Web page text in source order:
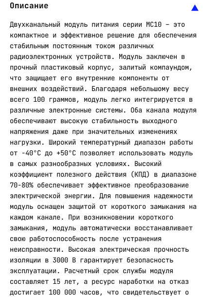
Описание
Двухканальный модуль питания серии МС10 – это
компактное и эффективное решение для обеспечения
стабильным постоянным током различных
радиоэлектронных устройств. Модуль заключен в
прочный пластиковый корпус, залитый компаундом,
что защищает его внутренние компоненты от
внешних воздействий. Благодаря небольшому весу
всего 100 граммов, модуль легко интегрируется в
различные электронные системы. Оба канала модуля
обеспечивают высокую стабильность выходного
напряжения даже при значительных изменениях
нагрузки. Широкий температурный диапазон работы
от -40°C до +50°C позволяет использовать модуль
в самых разнообразных условиях. Высокий
коэффициент полезного действия (КПД) в диапазоне
70-80% обеспечивает эффективное преобразование
электрической энергии. Для повышения надежности
модуль оснащен защитой от короткого замыкания на
каждом канале. При возникновении короткого
замыкания, модуль автоматически восстанавливает
свою работоспособность после устранения
неисправности. Высокая электрическая прочность
изоляции в 3000 В гарантирует безопасность
эксплуатации. Расчетный срок службы модуля
составляет 15 лет, а ресурс наработки на отказ
достигает 100 000 часов, что свидетельствует о